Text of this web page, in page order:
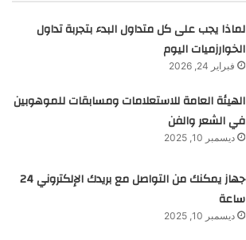
لماذا يجب على كل متداول البدء بتجربة تداول
الخوارزميات اليوم
فبراير 24, 2026
الهيئة العامة للاستعلامات ومسابقات للموهوبين
في الشعر والفن
ديسمبر 10, 2025
جهاز يمكنك من التواصل مع بريدك الإلكتروني 24
ساعة
ديسمبر 10, 2025